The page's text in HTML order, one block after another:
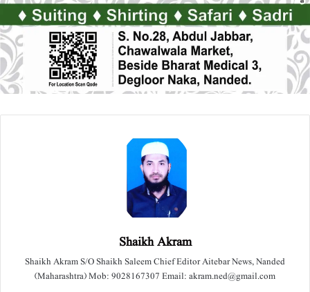
Shaikh Akram
Shaikh Akram S/O Shaikh Saleem Chief Editor Aitebar News, Nanded
(Maharashtra) Mob: 9028167307 Email: akram.ned@gmail.com